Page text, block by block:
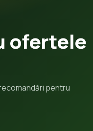
ofertele
pentru